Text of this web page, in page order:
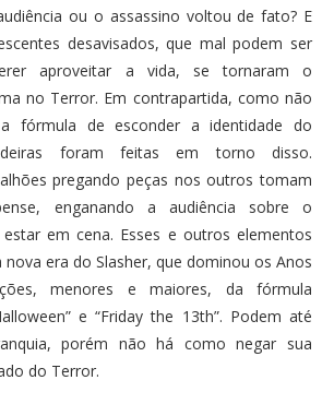
ou o assassino voltou de fato? E
desavisados, que mal podem ser
aproveitar a vida, se tornaram o
no Terror. Em contrapartida, como não
fórmula de esconder a identidade do
foram feitas em torno disso.
pregando peças nos outros tomam
enganando a audiência sobre o
em cena. Esses e outros elementos
era do Slasher, que dominou os Anos
menores e maiores, da fórmula
e “Friday the 13th”. Podem até
porém não há como negar sua
do Terror.